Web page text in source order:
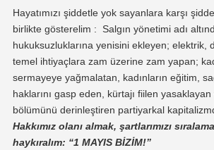
Hayatımızı şiddetle yok sayanlara karşı
birlikte gösterelim : Salgın yönetimi adı
hukuksuzluklarına yenisini ekleyen; elektrik,
temel ihtiyaçlara zam üzerine zam yapan;
sermayeye yağmalatan, kadınların eğitim,
haklarını gasp eden, kürtajı fiilen
bölümünü derinleştiren partiyarkal
Hakkımız olanı almak, şartlarımızı
haykıralım: “1 MAYIS BİZİM!”